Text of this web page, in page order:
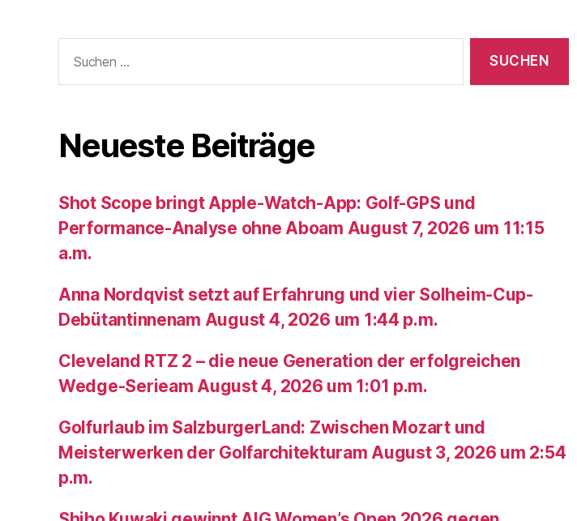
nach:
Neueste Beiträge
Shot Scope bringt Apple-Watch-App: Golf-GPS und
Performance-Analyse ohne Aboam August 7, 2026 um 11:15
a.m.
Anna Nordqvist setzt auf Erfahrung und vier Solheim-Cup-
Debütantinnenam August 4, 2026 um 1:44 p.m.
Cleveland RTZ 2 – die neue Generation der erfolgreichen
Wedge-Serieam August 4, 2026 um 1:01 p.m.
Golfurlaub im SalzburgerLand: Zwischen Mozart und
Meisterwerken der Golfarchitekturam August 3, 2026 um 2:54
p.m.